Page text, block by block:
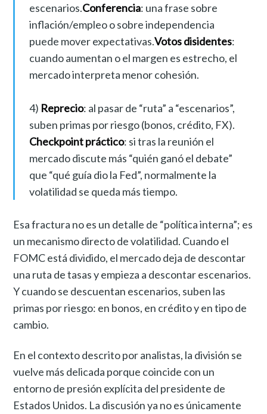
escenarios.Conferencia: una frase sobre
inflación/empleo o sobre independencia
puede mover expectativas.Votos disidentes:
cuando aumentan o el margen es estrecho, el
mercado interpreta menor cohesión.
4) Reprecio: al pasar de “ruta” a “escenarios”,
suben primas por riesgo (bonos, crédito, FX).
Checkpoint práctico: si tras la reunión el
mercado discute más “quién ganó el debate”
que “qué guía dio la Fed”, normalmente la
volatilidad se queda más tiempo.
Esa fractura no es un detalle de “política interna”; es
un mecanismo directo de volatilidad. Cuando el
FOMC está dividido, el mercado deja de descontar
una ruta de tasas y empieza a descontar escenarios.
Y cuando se descuentan escenarios, suben las
primas por riesgo: en bonos, en crédito y en tipo de
cambio.
En el contexto descrito por analistas, la división se
vuelve más delicada porque coincide con un
entorno de presión explícita del presidente de
Estados Unidos. La discusión ya no es únicamente